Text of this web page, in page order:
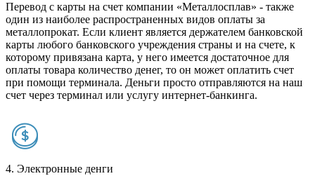
Перевод с карты на счет компании «Металлосплав» - также
один из наиболее распространенных видов оплаты за
металлопрокат. Если клиент является держателем банковской
карты любого банковского учреждения страны и на счете, к
которому привязана карта, у него имеется достаточное для
оплаты товара количество денег, то он может оплатить счет
при помощи терминала. Деньги просто отправляются на наш
счет через терминал или услугу интернет-банкинга.
4. Электронные денги